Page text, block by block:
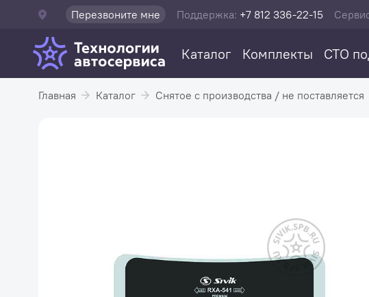
Перезвоните мне Поддержка: +7 812 336-22-15
Каталог Комплекты СТО
Главная Каталог Снятое с производства / не поставляется